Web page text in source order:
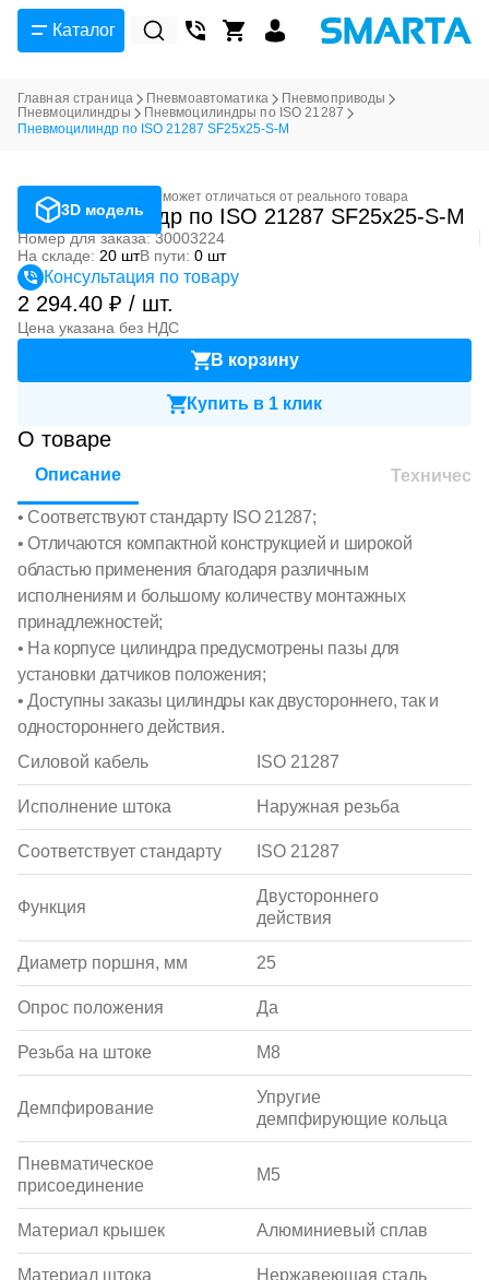
Каталог
Главная страница Пневмоавтоматика
Пневмоприводы
Пневмоцилиндры
Пневмоцилиндры по ISO 21287
Пневмоцилиндр по ISO 21287 SF25x25-S-M
3D модель
Фотография может отличаться от реального товара
Пневмоцилиндр по ISO 21287 SF25x25-S-M
Номер для заказа: 30003224
На складе: 20 штВ пути: 0 шт
Консультация по товару
2 294.40 ₽ / шт.
Цена указана без НДС
В корзину
Купить в 1 клик
О товаре
Описание
• Соответствуют стандарту ISO 21287;
• Отличаются компактной конструкцией и широкой
областью применения благодаря различным
исполнениям и большому количеству монтажных
принадлежностей;
• На корпусе цилиндра предусмотрены пазы для
установки датчиков положения;
• Доступны заказы цилиндры как двустороннего, так и
одностороннего действия.
Силовой кабель
ISO 21287
Исполнение штока Наружная резьба
Соответствует стандарту ISO 21287
Функция
Двустороннего
действия
Диаметр поршня, мм 25
Опрос положения Да
Резьба на штоке M8
Демпфирование
Упругие
демпфирующие кольца
Пневматическое
присоединение
M5
Материал крышек Алюминиевый сплав
Материал штока Нержавеющая сталь